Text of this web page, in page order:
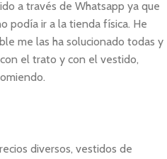
a través de Whatsapp ya que
podía ir a la tienda física. He
me las ha solucionado todas y
el trato y con el vestido,
diversos, vestidos de